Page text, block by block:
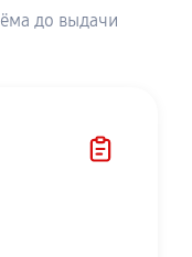
до выдачи